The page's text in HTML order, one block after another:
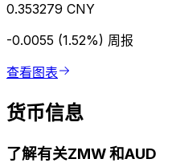
0.353279 CNY
-0.0055 (1.52%) 周报
查看图表
货币信息
了解有关ZMW 和AUD